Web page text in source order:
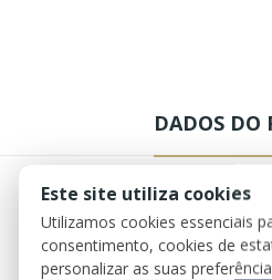
DADOS DO
Este site utiliza cookies
Utilizamos cookies essenciais
consentimento, cookies de
personalizar as suas